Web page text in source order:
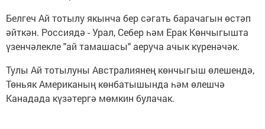
Белгеч Ай тотылу якынча бер сәгать барачагын өстәп
әйткән. Россиядә - Урал, Себер һәм Ерак Көнчыгышта
үзенчәлекле "ай тамашасы" аеруча ачык күренәчәк.
Тулы Ай тотылуны Австралиянең көнчыгыш өлешендә,
Төньяк Американың көнбатышында һәм өлешчә
Канадада күзәтергә мөмкин булачак.